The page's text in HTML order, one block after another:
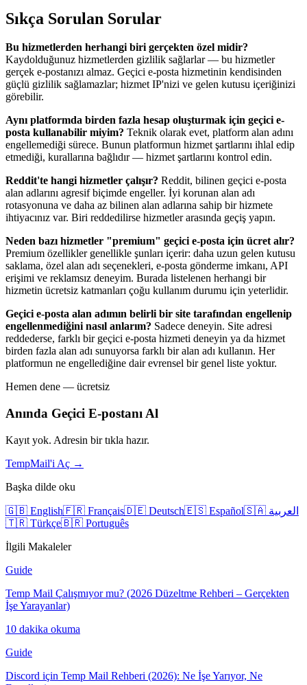
Sıkça Sorulan Sorular
Bu hizmetlerden herhangi biri gerçekten özel midir?
Kaydolduğunuz hizmetlerden gizlilik sağlarlar — bu hizmetler
gerçek e-postanızı almaz. Geçici e-posta hizmetinin kendisinden
güçlü gizlilik sağlamazlar; hizmet IP'nizi ve gelen kutusu içeriğinizi
görebilir.
Aynı platformda birden fazla hesap oluşturmak için geçici e-
posta kullanabilir miyim? Teknik olarak evet, platform alan adını
engellemediği sürece. Bunun platformun hizmet şartlarını ihlal edip
etmediği, kurallarına bağlıdır — hizmet şartlarını kontrol edin.
Reddit'te hangi hizmetler çalışır? Reddit, bilinen geçici e-posta
alan adlarını agresif biçimde engeller. İyi korunan alan adı
rotasyonuna ve daha az bilinen alan adlarına sahip bir hizmete
ihtiyacınız var. Biri reddedilirse hizmetler arasında geçiş yapın.
Neden bazı hizmetler "premium" geçici e-posta için ücret alır?
Premium özellikler genellikle şunları içerir: daha uzun gelen kutusu
saklama, özel alan adı seçenekleri, e-posta gönderme imkanı, API
erişimi ve reklamsız deneyim. Burada listelenen herhangi bir
hizmetin ücretsiz katmanları çoğu kullanım durumu için yeterlidir.
Geçici e-posta alan adımın belirli bir site tarafından engellenip
engellenmediğini nasıl anlarım? Sadece deneyin. Site adresi
reddederse, farklı bir geçici e-posta hizmeti deneyin ya da hizmet
birden fazla alan adı sunuyorsa farklı bir alan adı kullanın. Her
platformun ne engellediğine dair evrensel bir genel liste yoktur.
Hemen dene — ücretsiz
Anında Geçici E-postanı Al
Kayıt yok. Adresin bir tıkla hazır.
TempMail'i Aç →
Başka dilde oku
🇬🇧 English🇫🇷 Français🇩🇪 Deutsch🇪🇸 Español
🇸🇦 العربية
🇹🇷 Türkçe🇧🇷 Português
İlgili Makaleler
Guide
Temp Mail Çalışmıyor mu? (2026 Düzeltme Rehberi – Gerçekten
İşe Yarayanlar)
10 dakika okuma
Guide
Discord için Temp Mail Rehberi (2026): Ne İşe Yarıyor, Ne